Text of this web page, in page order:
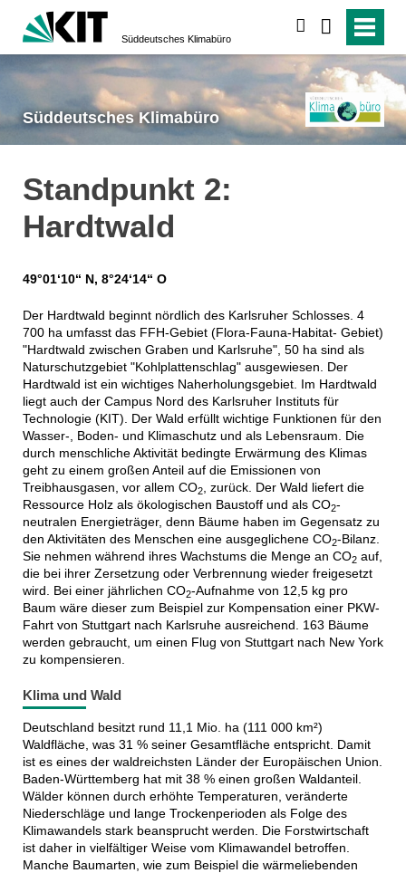
Süddeutsches Klimabüro
Süddeutsches Klimabüro
Standpunkt 2:
Hardtwald
49°01‘10‘‘ N, 8°24‘14‘‘ O
Der Hardtwald beginnt nördlich des Karlsruher Schlosses. 4
700 ha umfasst das FFH-Gebiet (Flora-Fauna-Habitat- Gebiet)
"Hardtwald zwischen Graben und Karlsruhe", 50 ha sind als
Naturschutzgebiet "Kohlplattenschlag" ausgewiesen. Der
Hardtwald ist ein wichtiges Naherholungsgebiet. Im Hardtwald
liegt auch der Campus Nord des Karlsruher Instituts für
Technologie (KIT). Der Wald erfüllt wichtige Funktionen für den
Wasser-, Boden- und Klimaschutz und als Lebensraum. Die
durch menschliche Aktivität bedingte Erwärmung des Klimas
geht zu einem großen Anteil auf die Emissionen von
Treibhausgasen, vor allem CO2, zurück. Der Wald liefert die
Ressource Holz als ökologischen Baustoff und als CO2-
neutralen Energieträger, denn Bäume haben im Gegensatz zu
den Aktivitäten des Menschen eine ausgeglichene CO2-Bilanz.
Sie nehmen während ihres Wachstums die Menge an CO2auf,
die bei ihrer Zersetzung oder Verbrennung wieder freigesetzt
wird. Bei einer jährlichen CO2-Aufnahme von 12,5 kg pro
Baum wäre dieser zum Beispiel zur Kompensation einer PKW-
Fahrt von Stuttgart nach Karlsruhe ausreichend. 163 Bäume
werden gebraucht, um einen Flug von Stuttgart nach New York
zu kompensieren.
Klima und Wald
Deutschland besitzt rund 11,1 Mio. ha (111 000 km²)
Waldfläche, was 31 % seiner Gesamtfläche entspricht. Damit
ist es eines der waldreichsten Länder der Europäischen Union.
Baden-Württemberg hat mit 38 % einen großen Waldanteil.
Wälder können durch erhöhte Temperaturen, veränderte
Niederschläge und lange Trockenperioden als Folge des
Klimawandels stark beansprucht werden. Die Forstwirtschaft
ist daher in vielfältiger Weise vom Klimawandel betroffen.
Manche Baumarten, wie zum Beispiel die wärmeliebenden